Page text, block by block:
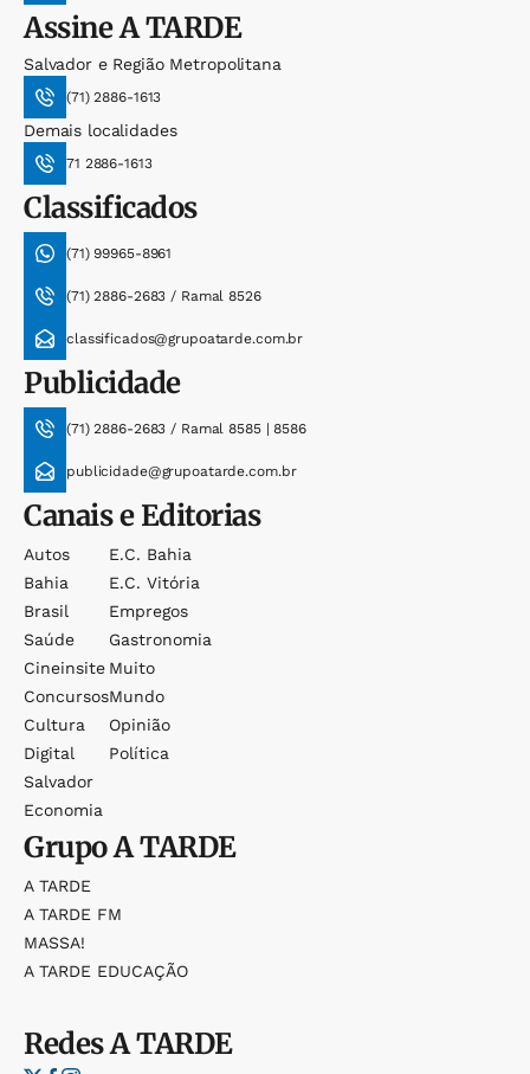
AssineA TARDE
Salvador e Região Metropolitana
(71) 2886-1613
Demais localidades
71 2886-1613
Classificados
(71) 99965-8961
(71) 2886-2683 / Ramal 8526
classificados@grupoatarde.com.br
Publicidade
(71) 2886-2683 / Ramal 8585 | 8586
publicidade@grupoatarde.com.br
Canais e Editorias
Autos
Bahia
Brasil
Saúde
Cineinsite
Concursos
Cultura
Digital
Salvador
Economia
E.c. Bahia
E.c. Vitória
Empregos
Gastronomia
Muito
Mundo
Opinião
Política
GrupoA TARDE
A TARDE
A TARDE FM
MASSA!
A TARDE EDUCAÇÃO
RedesA TARDE